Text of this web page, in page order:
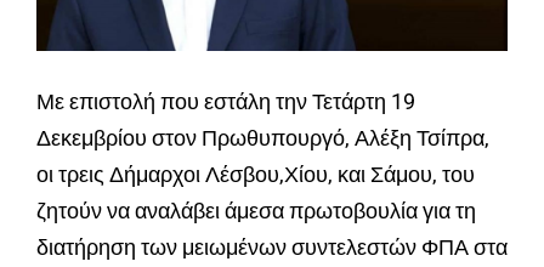
Με επιστολή που εστάλη την Τετάρτη 19
Δεκεμβρίου στον Πρωθυπουργό, Αλέξη Τσίπρα,
οι τρεις Δήμαρχοι Λέσβου,Χίου, και Σάμου, του
ζητούν να αναλάβει άμεσα πρωτοβουλία για τη
διατήρηση των μειωμένων συντελεστών ΦΠΑ στα